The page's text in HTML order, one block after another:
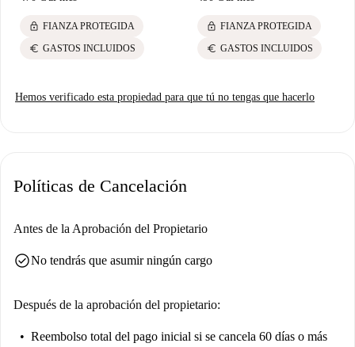
lock FIANZA PROTEGIDA
euro GASTOS INCLUIDOS
lock FIANZA PROTEGIDA
euro GASTOS INCLUIDOS
Hemos verificado esta propiedad para que tú no tengas que hacerlo
Políticas de Cancelación
Antes de la Aprobación del Propietario
check_circleNo tendrás que asumir ningún cargo
Después de la aprobación del propietario:
Reembolso total del pago inicial si se cancela 60 días o más